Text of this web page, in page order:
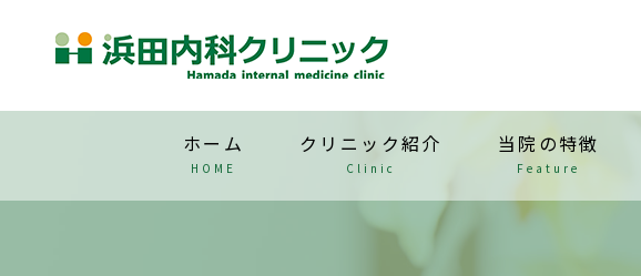
ホーム
HOME
クリニック紹介
Clinic
当院の特徴
Feature